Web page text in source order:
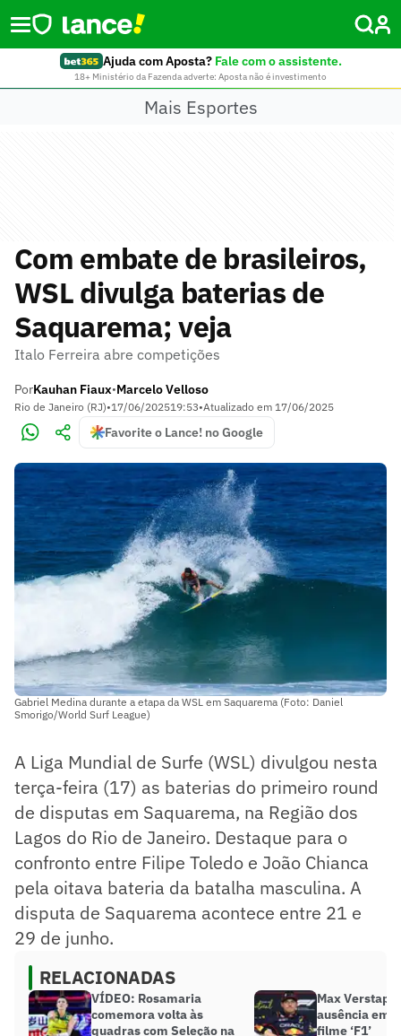
Ajuda com Aposta? Fale com o assistente.
18+ Ministério da Fazenda adverte: Aposta não é investimento
Mais Esportes
Com embate de brasileiros,
WSL divulga baterias de
Saquarema; veja
Italo Ferreira abre competições
PorKauhan Fiaux•Marcelo Velloso
Rio de Janeiro (RJ)•17/06/202519:53•Atualizado em 17/06/2025
Favorite o Lance! no Google
Gabriel Medina durante a etapa da WSL em Saquarema (Foto: Daniel
Smorigo/World Surf League)
A Liga Mundial de Surfe (WSL) divulgou nesta
terça-feira (17) as baterias do primeiro round
de disputas em Saquarema, na Região dos
Lagos do Rio de Janeiro. Destaque para o
confronto entre Filipe Toledo e João Chianca
pela oitava bateria da batalha masculina. A
disputa de Saquarema acontece entre 21 e
29 de junho.
RELACIONADAS
VÍDEO: Rosamaria
comemora volta às
quadras com Seleção na
Max
ausência em
filme ‘F1’